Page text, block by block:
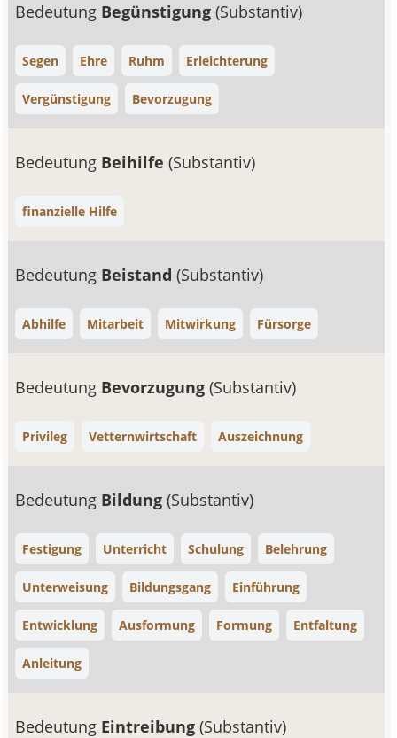
Bedeutung Begünstigung(Substantiv)
Segen Ehre Ruhm Erleichterung
Vergünstigung Bevorzugung
Bedeutung Beihilfe(Substantiv)
finanzielle Hilfe
Bedeutung Beistand(Substantiv)
Abhilfe Mitarbeit Mitwirkung Fürsorge
Bedeutung Bevorzugung(Substantiv)
Privileg Vetternwirtschaft Auszeichnung
Bedeutung Bildung(Substantiv)
Festigung Unterricht Schulung Belehrung
Unterweisung Bildungsgang Einführung
Entwicklung Ausformung Formung Entfaltung
Anleitung
Bedeutung Eintreibung(Substantiv)